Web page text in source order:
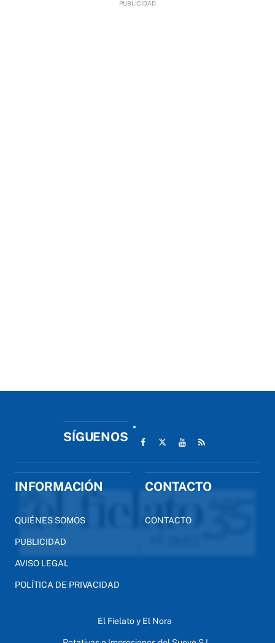
SÍGUENOS
INFORMACIÓN
QUIÉNES SOMOS
PUBLICIDAD
AVISO LEGAL
POLÍTICA DE PRIVACIDAD
CONTACTO
CONTACTO
El Fielato y El Nora